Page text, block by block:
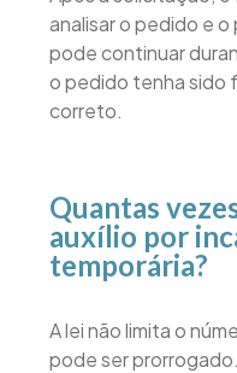
analisar o pedido e
pode continuar
o pedido tenha sido
correto.
Quantas
auxílio por
temporária?
A lei não limita o
pode ser